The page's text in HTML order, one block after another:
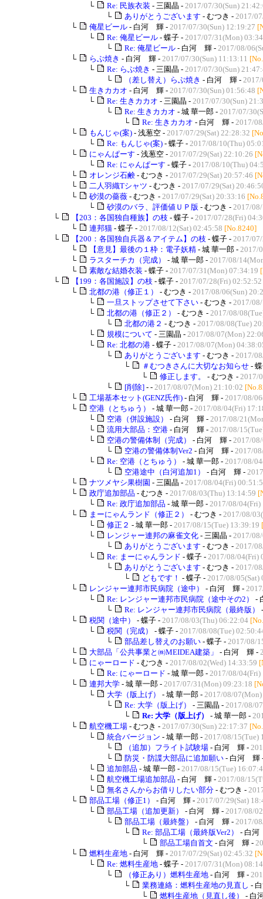
└
Re: 民族衣装 - 三園晶 - 2017/07/30(Sun)
└
ありがとうございます - むつき - 2017/
└
俺星ビール - 白河 輝 - 2017/07/30(Sun) 12:19:27
└
Re: 俺星ビール - 蝶子 - 2017/07/31(Mon)
└
Re: 俺星ビール - 白河 輝 - 2017/08/
└
らぶ焼き - 白河 輝 - 2017/07/30(Sun) 11:13:11
└
Re: らぶ焼き - 三園晶 - 2017/07/30(Sun)
└
（差し替え）らぶ焼き - 白河 輝 -
└
生きカカオ - 白河 輝 - 2017/07/30(Sun) 01:56:48
└
Re: 生きカカオ - 三園晶 - 2017/07/30(Sun)
└
Re: 生きカカオ - 城 華一郎 - 2017/07/
└
Re: 生きカカオ - 白河 輝 - 2017/
└
もんじゃ(案) - 浅葱空 - 2017/07/29(Sat) 22:28:32
└
Re: もんじゃ(案) - 蝶子 - 2017/08/10(Thu)
└
にゃんぱーす - 浅葱空 - 2017/07/29(Sat) 22:10:26
└
Re: にゃんぱーす - 蝶子 - 2017/08/10(Thu)
└
オレンジ石鹸 - むつき - 2017/07/29(Sat) 20:57:46
└
二人羽織Tシャツ - むつき - 2017/07/29(Sat)
└
砂漠の薔薇 - むつき - 2017/07/29(Sat) 20:33:16
└
砂漠のバラ、評価値ＵＰ版 - むつき - 2017/
└
【203：各国独自種族】の枝 - 蝶子 - 2017/07/28(Fri)
└
連邦猫 - 蝶子 - 2017/08/12(Sat) 02:45:58 [No.8240]
└
【200：各国独自兵器＆アイテム】の枝 - 蝶子 - 2017/
└
【意見】最後の１枠：電子妖精 - 城 華一郎 - 2017/
└
ラスターチカ（完成） - 城 華一郎 - 2017/08/
└
素敵な結婚衣装 - 蝶子 - 2017/07/31(Mon) 07:34:19
└
【199：各国施設】の枝 - 蝶子 - 2017/07/28(Fri) 02:52:52
└
北都の港（修正１） - むつき - 2017/08/06(Sun)
└
一旦ストップさせて下さい - むつき - 2017/
└
北都の港（修正２） - むつき - 2017/08/
└
北都の港２ - むつき - 2017/08/08(Tue)
└
規模について - 三園晶 - 2017/08/07(Mon)
└
Re: 北都の港 - 蝶子 - 2017/08/07(Mon)
└
ありがとうございます - むつき - 2017/
└
＃むつきさんに大切なお知らせ -
└
修正します。 - むつき - 2017/
└
[削除] - - 2017/08/07(Mon) 21:10:02
└
工場基本セット(GENZ氏作) - 白河 輝 - 2017/08/
└
空港（とちゅう） - 城 華一郎 - 2017/08/04(Fri)
└
空港（併設施設） - 白河 輝 - 2017/08/
└
流用大部品：空港 - 白河 輝 - 2017/08/
└
空港の警備体制（完成） - 白河 輝 - 2017/
└
空港の警備体制Ver2 - 白河 輝 - 2017/
└
Re: 空港（とちゅう） - 城 華一郎 - 2017/08/
└
空港途中（白河追加1） - 白河 輝 -
└
ナツメヤシ果樹園 - 三園晶 - 2017/08/04(Fri)
└
政庁追加部品 - むつき - 2017/08/03(Thu) 13:14:59
└
Re: 政庁追加部品 - 城 華一郎 - 2017/08/04(Fri)
└
まーにゃんランド（修正２） - むつき - 2017/08/
└
修正２ - 城 華一郎 - 2017/08/15(Tue) 13:39:19
└
レンジャー連邦の麻雀文化 - 三園晶 - 2017/
└
ありがとうございます - むつき - 2017/
└
Re: まーにゃんランド - 蝶子 - 2017/08/04(Fri)
└
ありがとうございます - むつき - 2017/
└
どもです！ - 蝶子 - 2017/08/05(Sat)
└
レンジャー連邦市民病院（途中） - 白河 輝 -
└
Re: レンジャー連邦市民病院（途中その2）
-
└
Re: レンジャー連邦市民病院（最終版）
└
税関（途中） - 蝶子 - 2017/08/03(Thu) 06:22:04
└
税関（完成） - 蝶子 - 2017/08/08(Tue)
└
部品差し替えのお願い - 蝶子 - 2017/08/
└
大部品「公共事業と㈱MEIDEA建築」 - 白河 輝 -
└
にゃーロード - むつき - 2017/08/02(Wed) 14:33:59
└
Re: にゃーロード - 城 華一郎 - 2017/08/04(Fri)
└
連邦大学 - 城 華一郎 - 2017/07/31(Mon) 09:23:18
└
大学（版上げ） - 城 華一郎 - 2017/08/
└
Re: 大学（版上げ） - 三園晶 - 2017/08/
└
Re: 大学（版上げ） - 城 華一郎 -
└
航空機工場 - むつき - 2017/07/30(Sun) 22:17:37
└
統合バージョン - 城 華一郎 - 2017/08/15(Tue)
└
（追加）フライト試験場 - 白河 輝 -
└
防災・防諜大部品に追加願い - 白河 輝
└
追加部品 - 城 華一郎 - 2017/08/15(Tue)
└
航空機工場追加部品 - 白河 輝 - 2017/08/
└
無名さんからお借りしたい部分 - むつき -
└
部品工場（修正1） - 白河 輝 - 2017/07/29(Sat)
└
部品工場（追加更新） - 白河 輝 - 2017/08/
└
部品工場（最終盤） - 白河 輝 - 2017/
└
Re: 部品工場（最終版Ver2）
- 白
└
部品工場自首文 - 白河 輝 -
└
燃料生産地 - 白河 輝 - 2017/07/29(Sat) 02:45:32
└
Re: 燃料生産地 - 蝶子 - 2017/07/31(Mon)
└
（修正あり）燃料生産地 - 白河 輝 -
└
業務連絡：燃料生産地の見直し -
└
燃料生産地（見直し後） - 白